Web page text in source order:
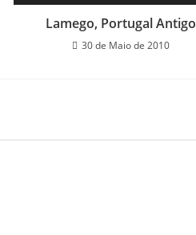
Lamego, Portugal Antigo
30 de Maio de 2010